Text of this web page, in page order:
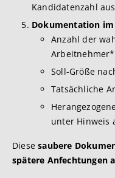
Kandidatenzahl
Dokumentation
Anzahl der
Soll-Größe
Tatsächliche
unter Hinweis
Diesesaubere
spätere Anfechtungen